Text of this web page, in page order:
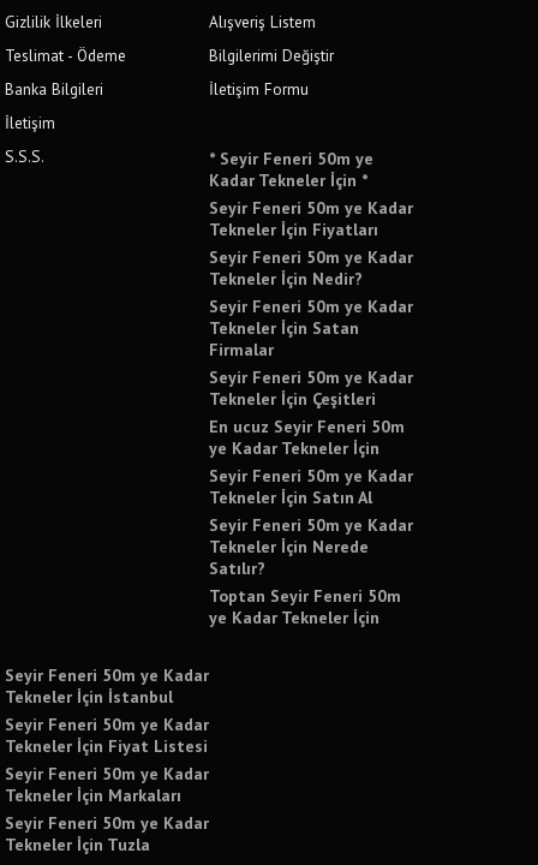
Gizlilik İlkeleri
Teslimat - Ödeme
Banka Bilgileri
İletişim
S.S.S.
Alışveriş Listem
Bilgilerimi Değiştir
İletişim Formu
* Seyir Feneri 50m ye
Kadar Tekneler İçin *
Seyir Feneri 50m ye Kadar
Tekneler İçin Fiyatları
Seyir Feneri 50m ye Kadar
Tekneler İçin Nedir?
Seyir Feneri 50m ye Kadar
Tekneler İçin Satan
Firmalar
Seyir Feneri 50m ye Kadar
Tekneler İçin Çeşitleri
En ucuz Seyir Feneri 50m
ye Kadar Tekneler İçin
Seyir Feneri 50m ye Kadar
Tekneler İçin Satın Al
Seyir Feneri 50m ye Kadar
Tekneler İçin Nerede
Satılır?
Toptan Seyir Feneri 50m
ye Kadar Tekneler İçin
Seyir Feneri 50m ye Kadar
Tekneler İçin İstanbul
Seyir Feneri 50m ye Kadar
Tekneler İçin Fiyat Listesi
Seyir Feneri 50m ye Kadar
Tekneler İçin Markaları
Seyir Feneri 50m ye Kadar
Tekneler İçin Tuzla